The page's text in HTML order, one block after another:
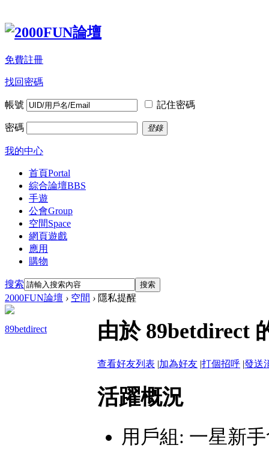
免費註冊
找回密碼
帳號 記住密碼
密碼 登錄
我的中心
首頁Portal
綜合論壇BBS
手遊
公會Group
空間Space
網頁遊戲
應用
購物
搜索 搜索
2000FUN論壇 › 空間 › 隱私提醒
89betdirect 由於 89betdirect
查看好友列表 |加為好友 |打個招呼 |發送
活躍概況
用戶組: 一星新